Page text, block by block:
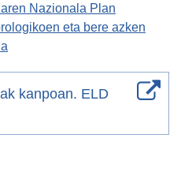
Nazionala Plan
eta bere azken
kanpoan. ELD